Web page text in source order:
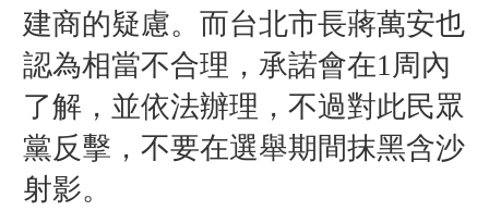
建商的疑慮。而台北市長蔣萬安也
認為相當不合理，承諾會在1周內
了解，並依法辦理，不過對此民眾
黨反擊，不要在選舉期間抹黑含沙
射影。